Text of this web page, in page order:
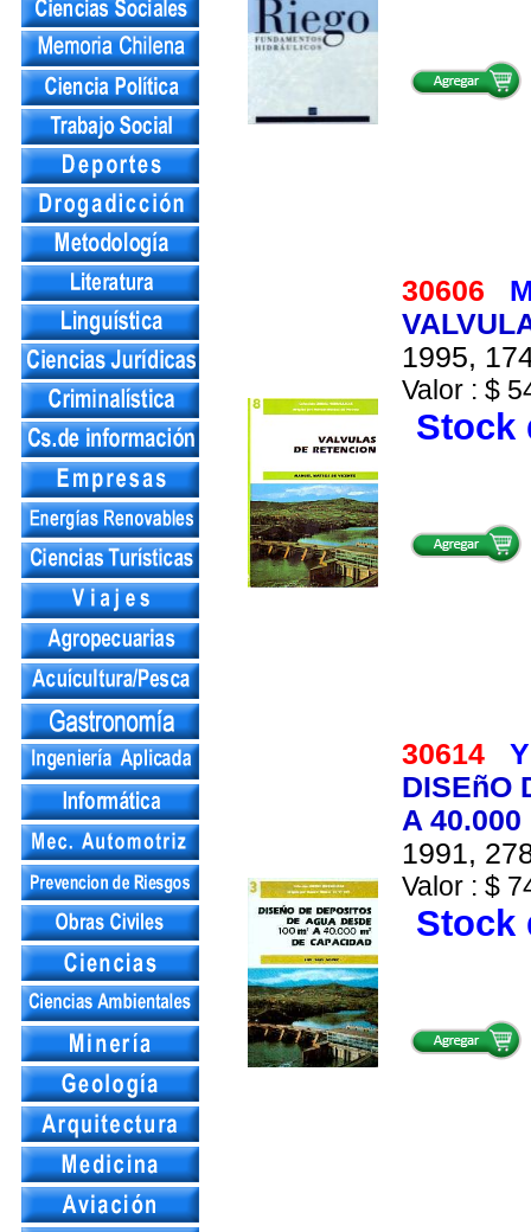
30606
1995,
Valor : $
Stock
30614
DISEñO
A 40.000
1991,
Valor : $
Stock